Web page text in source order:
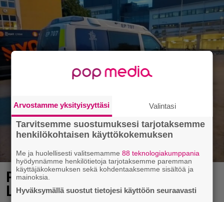
Poliisi teki surullisen löydön
Lohjalla
Arvostamme yksityisyyttäsi Valintasi
Tarvitsemme suostumuksesi tarjotaksemme
henkilökohtaisen käyttökokemuksen
Me ja huolellisesti valitsemamme88 teknologiakumppania
hyödynnämme henkilötietoja tarjotaksemme paremman
käyttäjäkokemuksen sekä kohdentaaksemme sisältöä ja
mainoksia.
Hyväksymällä suostut tietojesi käyttöön seuraavasti